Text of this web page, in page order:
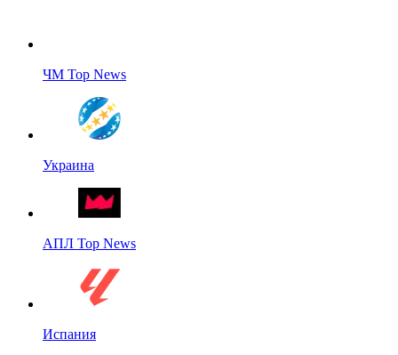
ЧМ Top News
Украина
АПЛ Top News
Испания